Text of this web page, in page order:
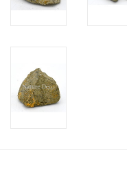
Overige naturalia
Pokémon